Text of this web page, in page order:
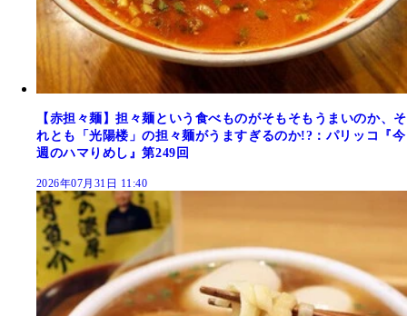
【赤担々麺】担々麺という食べものがそもそもうまいのか、そ
れとも「光陽楼」の担々麺がうますぎるのか!?：パリッコ『今
週のハマりめし』第249回
2026年07月31日 11:40